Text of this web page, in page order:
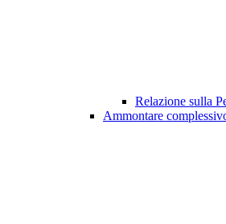
Relazione sulla
Ammontare